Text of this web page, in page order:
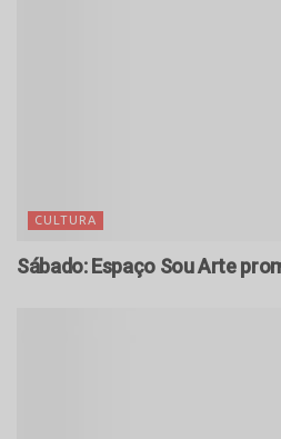
CULTURA
Sábado: Espaço Sou Arte